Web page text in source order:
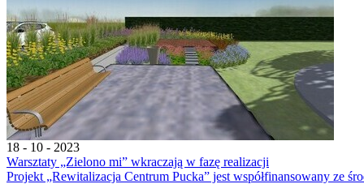
18 - 10 - 2023
Warsztaty „Zielono mi” wkraczają w fazę realizacji
Projekt „Rewitalizacja Centrum Pucka” jest współfinansowany ze